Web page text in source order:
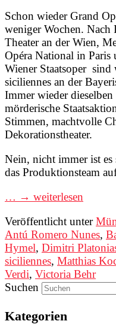
Schon wieder Grand
weniger Wochen. Nach
Theater an der Wien,
Opéra National in Paris
Wiener Staatsoper
siciliennes an der
Immer wieder
mörderische
Stimmen, machtvolle
Dekorationstheater.
Nein, nicht immer ist
das Produktionsteam
… → weiterlesen
Veröffentlicht unter
Antú Romero Nunes,
Hymel, Dimitri
siciliennes, Matthias
Verdi, Victoria Behr
Suchen
Kategorien